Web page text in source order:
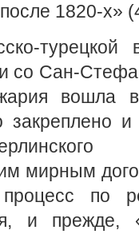
1820-х»
турецкой
со Сан-
вошла в
и
мирным
по
и прежде,